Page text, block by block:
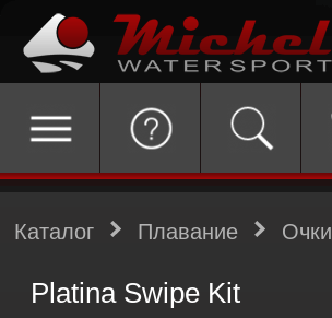
Каталог Плавание Очки
Platina Swipe Kit